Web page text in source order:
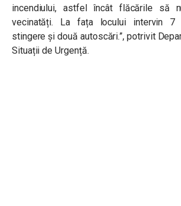
incendiului, astfel încât flăcările să
vecinatăți. La fața locului intervin 7
stingere și două autoscări.”, potrivit
Situații de Urgență.